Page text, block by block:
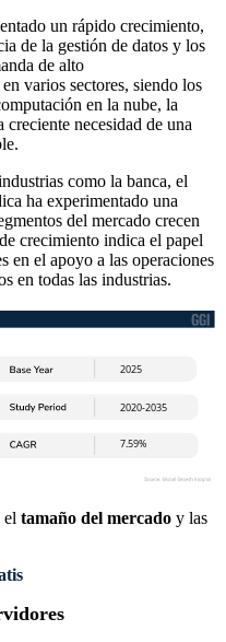
un rápido crecimiento,
de la gestión de datos y los
de alto
varios sectores, siendo los
en la nube, la
necesidad de una
como la banca, el
ha experimentado una
del mercado crecen
crecimiento indica el papel
en el apoyo a las operaciones
en todas las industrias.
el tamaño del mercado y las